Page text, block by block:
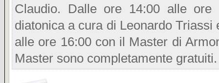
Claudio. Dalle ore 14:00 alle
diatonica a cura di Leonardo
alle ore 16:00 con il Master di
Master sono completamente gratuiti.